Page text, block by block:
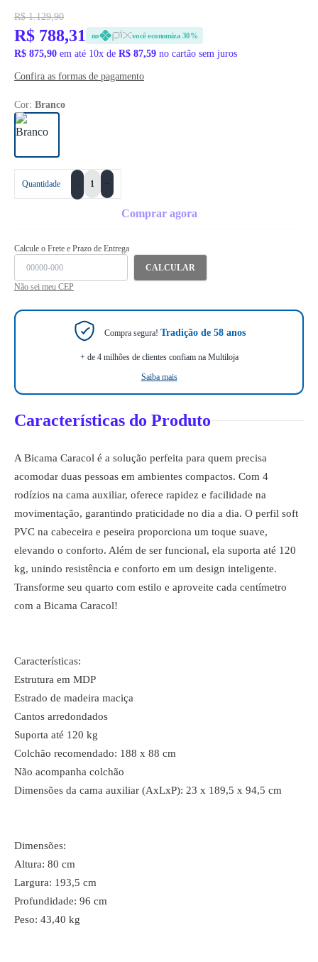
R$ 1.129,90
R$ 788,31 no você economiza 30%
R$ 875,90 em até 10x de R$ 87,59 no cartão sem juros
Confira as formas de pagamento
Cor: Branco
Quantidade
Comprar agora
Calcule o Frete e Prazo de Entrega
CALCULAR
Não sei meu CEP
Compra segura! Tradição de 58 anos
+ de 4 milhões de clientes confiam na Multiloja
Saiba mais
Características do Produto
A Bicama Caracol é a solução perfeita para quem precisa
acomodar duas pessoas em ambientes compactos. Com 4
rodízios na cama auxiliar, oferece rapidez e facilidade na
movimentação, garantindo praticidade no dia a dia. O perfil soft
PVC na cabeceira e peseira proporciona um toque suave,
elevando o conforto. Além de ser funcional, ela suporta até 120
kg, unindo resistência e conforto em um design inteligente.
Transforme seu quarto com estilo e aproveite cada centímetro
com a Bicama Caracol!
Características:
Estrutura em MDP
Estrado de madeira maciça
Cantos arredondados
Suporta até 120 kg
Colchão recomendado: 188 x 88 cm
Não acompanha colchão
Dimensões da cama auxiliar (AxLxP): 23 x 189,5 x 94,5 cm
Dimensões:
Altura: 80 cm
Largura: 193,5 cm
Profundidade: 96 cm
Peso: 43,40 kg